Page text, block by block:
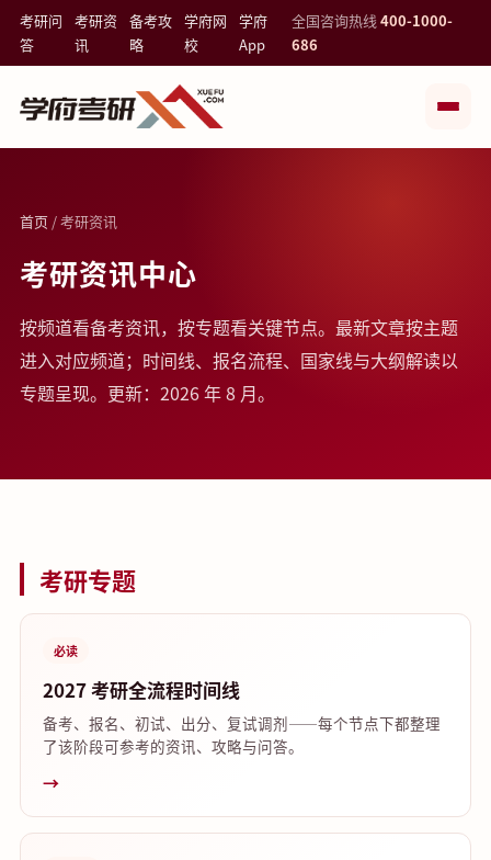
考研问
答
考研资
讯
备考攻
略
学府网
校
学府
App
全国咨询热线400-1000-
686
首页/ 考研资讯
考研资讯中心
按频道看备考资讯，按专题看关键节点。最新文章按主题
进入对应频道；时间线、报名流程、国家线与大纲解读以
专题呈现。更新：2026 年 8 月。
考研专题
必读
2027 考研全流程时间线
备考、报名、初试、出分、复试调剂——每个节点下都整理
了该阶段可参考的资讯、攻略与问答。
→